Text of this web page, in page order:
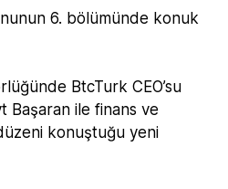
6. bölümünde konuk
BtcTurk CEO’su
Başaran ile finans ve
konuştuğu yeni